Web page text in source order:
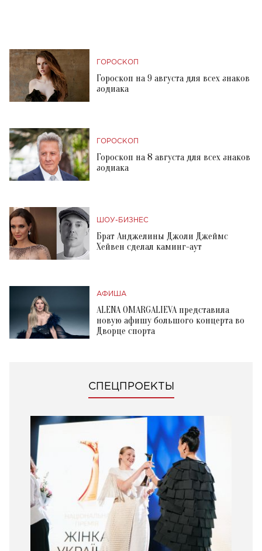
ГОРОСКОП
Гороскоп на 9 августа для всех знаков
зодиака
ГОРОСКОП
Гороскоп на 8 августа для всех знаков
зодиака
ШОУ-БИЗНЕС
Брат Анджелины Джоли Джеймс
Хейвен сделал каминг-аут
АФИША
ALENA OMARGALIEVA представила
новую афишу большого концерта во
Дворце спорта
СПЕЦПРОЕКТЫ